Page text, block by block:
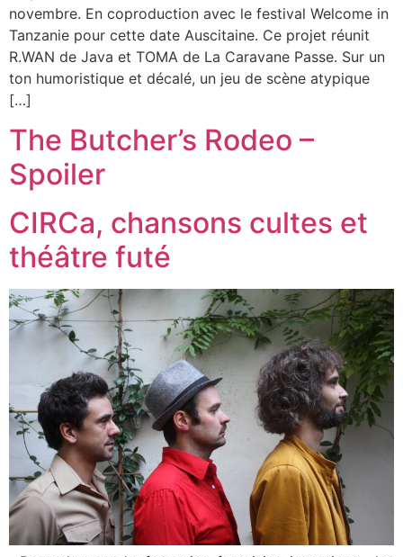
novembre. En coproduction avec le festival Welcome in
Tanzanie pour cette date Auscitaine. Ce projet réunit
R.WAN de Java et TOMA de La Caravane Passe. Sur un
ton humoristique et décalé, un jeu de scène atypique
[…]
The Butcher’s Rodeo –
Spoiler
CIRCa, chansons cultes et
théâtre futé